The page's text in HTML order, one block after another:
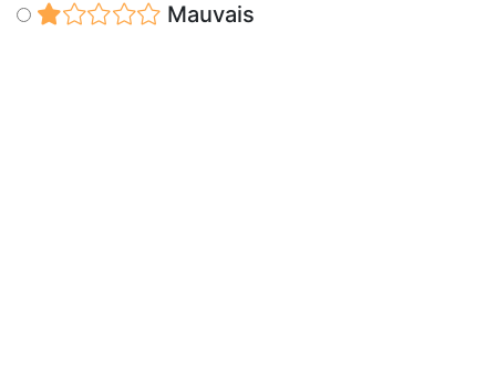
Mauvais